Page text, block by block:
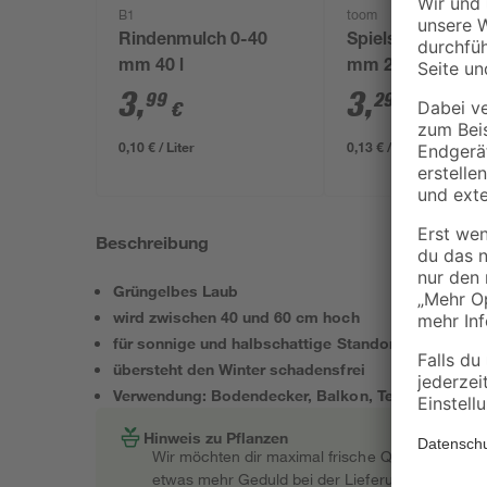
B1
Rindenmulch 0-40
mm 40 l
3,99 €
0,10 € / Liter
toom
Spielsand beige
mm 25 kg
3,29
0,13 € / Kilogramm
Beschreibung
Grüngelbes Laub
wird zwischen 40 und 60 cm hoch
für sonnige und halbschattige Standorte geeignet
übersteht den Winter schadensfrei
Verwendung: Bodendecker, Balkon, Terrasse,
Hinweis zu Pflanzen
Wir möchten dir maximal frische Qualität
etwas mehr Geduld bei der Lieferung bitten